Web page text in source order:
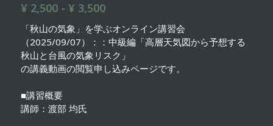
¥ 2,500 - ¥ 3,500
「秋山の気象」を学ぶオンライン講習会
（2025/09/07）：：中級編「高層天気図から予想する
秋山と台風の気象リスク」
の講義動画の閲覧申し込みページです。
■講習概要
講師：渡部 均氏